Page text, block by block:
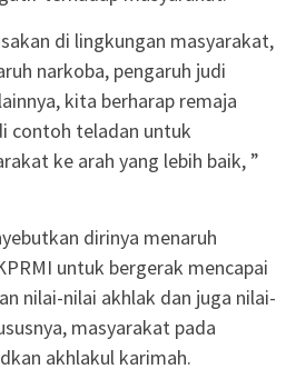
di lingkungan masyarakat,
narkoba, pengaruh judi
kita berharap remaja
contoh teladan untuk
ke arah yang lebih baik, ”
dirinya menaruh
untuk bergerak mencapai
nilai-nilai akhlak dan juga nilai-
masyarakat pada
akhlakul karimah.